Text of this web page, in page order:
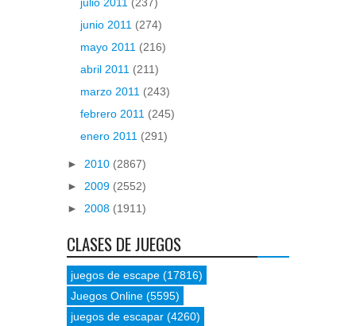
junio 2011 (274)
mayo 2011 (216)
abril 2011 (211)
marzo 2011 (243)
febrero 2011 (245)
enero 2011 (291)
► 2010 (2867)
► 2009 (2552)
► 2008 (1911)
CLASES DE JUEGOS
juegos de escape (17816)
Juegos Online (5595)
juegos de escapar (4260)